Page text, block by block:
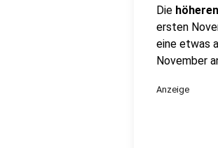
Die
ersten
eine etwas
November
Anzeige